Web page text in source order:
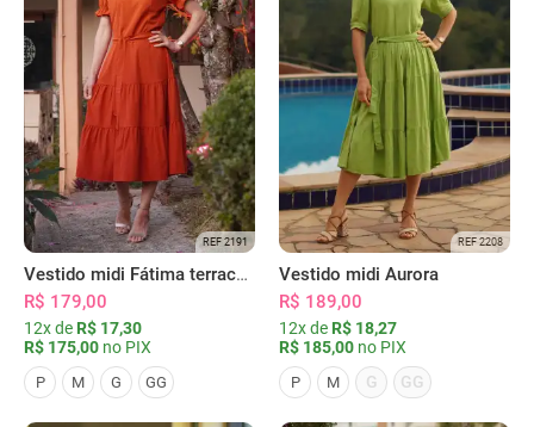
REF 2191
Vestido midi Fátima terracota
R$ 179,00
12x de R$ 17,30
R$ 175,00 no PIX
P M G GG
REF 2208
Vestido midi Aurora
R$ 189,00
12x de R$ 18,27
R$ 185,00 no PIX
P M G GG